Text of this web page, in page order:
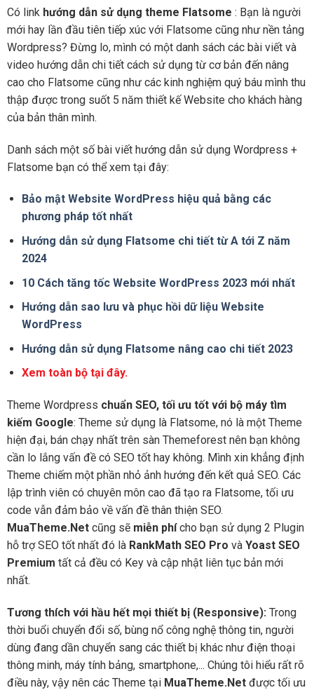
Có link hướng dẫn sử dụng theme Flatsome : Bạn là người
mới hay lần đầu tiên tiếp xúc với Flatsome cũng như nền tảng
Wordpress? Đừng lo, mình có một danh sách các bài viết và
video hướng dẫn chi tiết cách sử dụng từ cơ bản đến nâng
cao cho Flatsome cũng như các kinh nghiệm quý báu mình thu
thập được trong suốt 5 năm thiết kế Website cho khách hàng
của bản thân mình.
Danh sách một số bài viết hướng dẫn sử dụng Wordpress +
Flatsome bạn có thể xem tại đây:
Bảo mật Website WordPress hiệu quả bằng các
phương pháp tốt nhất
Hướng dẫn sử dụng Flatsome chi tiết từ A tới Z năm
2024
10 Cách tăng tốc Website WordPress 2023 mới nhất
Hướng dẫn sao lưu và phục hồi dữ liệu Website
WordPress
Hướng dẫn sử dụng Flatsome nâng cao chi tiết 2023
Xem toàn bộ tại đây.
Theme Wordpress chuẩn SEO, tối ưu tốt với bộ máy tìm
kiếm Google: Theme sử dụng là Flatsome, nó là một Theme
hiện đại, bán chạy nhất trên sàn Themeforest nên bạn không
cần lo lắng vấn đề có SEO tốt hay không. Mình xin khẳng định
Theme chiếm một phần nhỏ ảnh hướng đến kết quả SEO. Các
lập trình viên có chuyên môn cao đã tạo ra Flatsome, tối ưu
code vẫn đảm bảo về vấn đề thân thiện SEO.
MuaTheme.Net cũng sẽ miễn phícho bạn sử dụng 2 Plugin
hỗ trợ SEO tốt nhất đó là RankMath SEO Pro và Yoast SEO
Premium tất cả đều có Key và cập nhật liên tục bản mới
nhất.
Tương thích với hầu hết mọi thiết bị (Responsive): Trong
thời buổi chuyển đổi số, bùng nổ công nghệ thông tin, người
dùng đang dần chuyển sang các thiết bị khác như điện thoại
thông minh, máy tính bảng, smartphone,... Chúng tôi hiểu rất rõ
điều này, vậy nên các Theme tại MuaTheme.Net được tối ưu